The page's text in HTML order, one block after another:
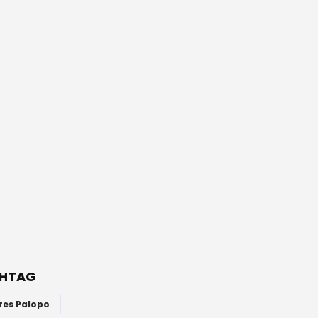
Palopo